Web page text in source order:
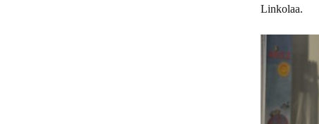
Linkolaa.